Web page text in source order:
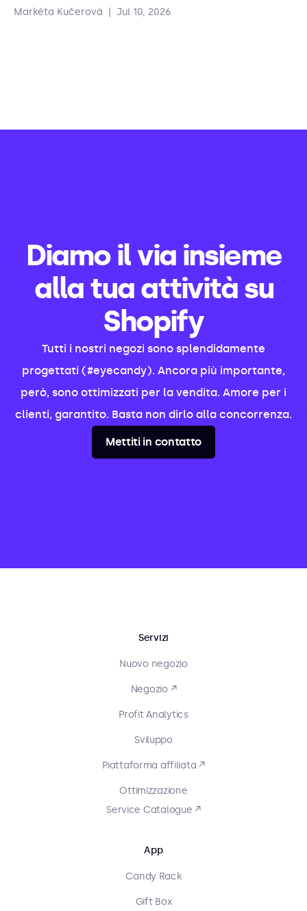
Markéta Kučerová Jul 10, 2026
Diamo il via insieme
alla tua attività su
Shopify
Tutti i nostri negozi sono splendidamente
progettati (#eyecandy). Ancora più importante,
però, sono ottimizzati per la vendita. Amore per i
clienti, garantito. Basta non dirlo alla concorrenza.
Mettiti in contatto
Servizi
Nuovo negozio
Negozio ↗
Profit Analytics
Sviluppo
Piattaforma affiliata ↗
Ottimizzazione
Service Catalogue ↗
App
Candy Rack
Gift Box